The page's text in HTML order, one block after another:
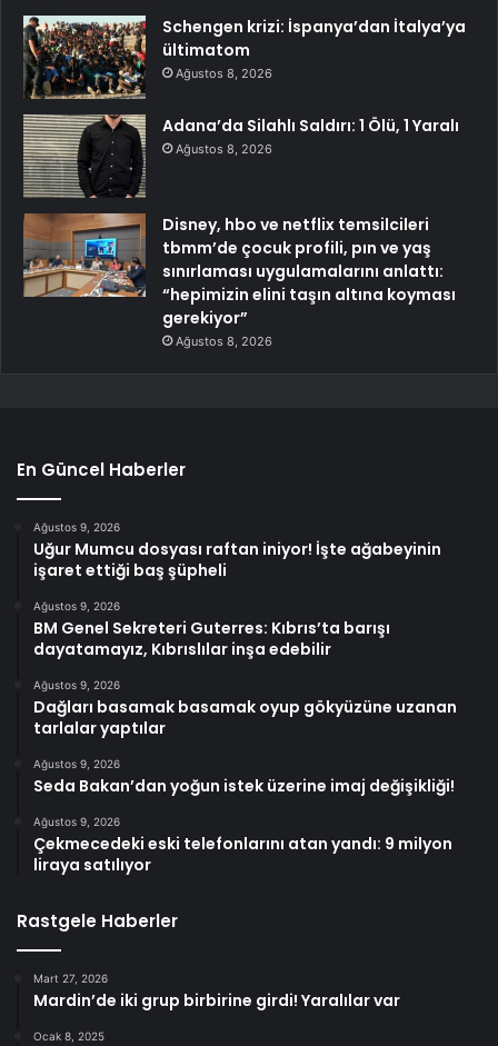
Schengen krizi: İspanya’dan İtalya’ya
ültimatom
Ağustos 8, 2026
Adana’da Silahlı Saldırı: 1 Ölü, 1 Yaralı
Ağustos 8, 2026
Disney, hbo ve netflix temsilcileri
tbmm’de çocuk profili, pın ve yaş
sınırlaması uygulamalarını anlattı:
“hepimizin elini taşın altına koyması
gerekiyor”
Ağustos 8, 2026
En Güncel Haberler
Ağustos 9, 2026
Uğur Mumcu dosyası raftan iniyor! İşte ağabeyinin
işaret ettiği baş şüpheli
Ağustos 9, 2026
BM Genel Sekreteri Guterres: Kıbrıs’ta barışı
dayatamayız, Kıbrıslılar inşa edebilir
Ağustos 9, 2026
Dağları basamak basamak oyup gökyüzüne uzanan
tarlalar yaptılar
Ağustos 9, 2026
Seda Bakan’dan yoğun istek üzerine imaj değişikliği!
Ağustos 9, 2026
Çekmecedeki eski telefonlarını atan yandı: 9 milyon
liraya satılıyor
Rastgele Haberler
Mart 27, 2026
Mardin’de iki grup birbirine girdi! Yaralılar var
Ocak 8, 2025